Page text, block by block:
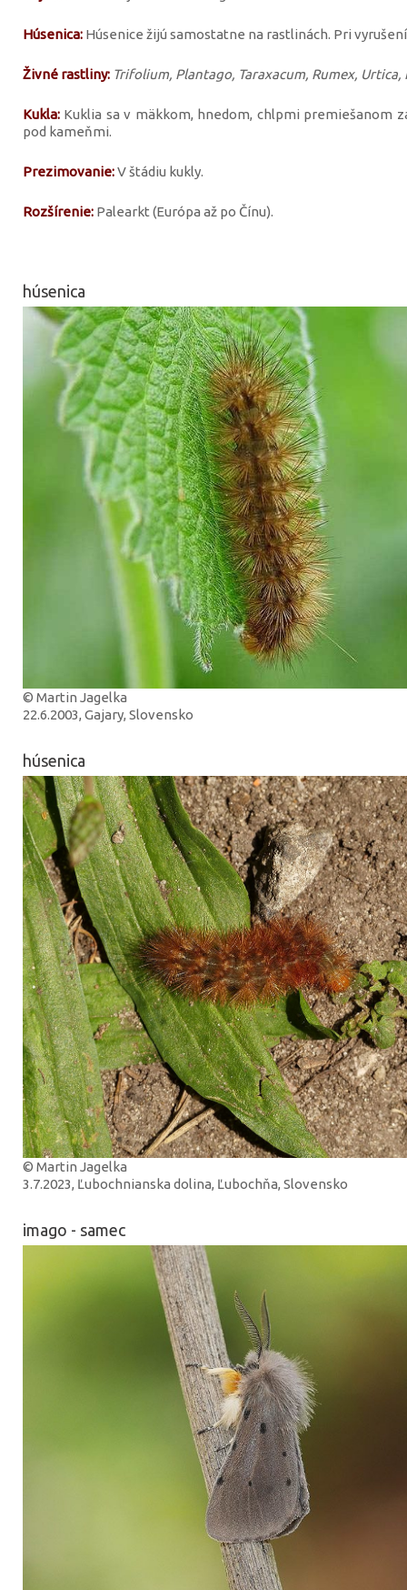
Húsenica: Húsenice žijú samostatne na rastlinách. Pri
Živné rastliny: Trifolium, Plantago, Taraxacum, Rumex, Urtica,
Kukla: Kuklia sa v mäkkom, hnedom, chlpmi premiešanom
pod kameňmi.
Prezimovanie:V štádiu kukly.
Rozšírenie: Palearkt (Európa až po Čínu).
húsenica
© Martin Jagelka
22.6.2003, Gajary, Slovensko
húsenica
© Martin Jagelka
3.7.2023, Ľubochnianska dolina, Ľubochňa, Slovensko
imago - samec